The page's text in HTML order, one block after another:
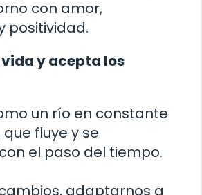
con amor,
positividad.
vida y acepta los
un río en constante
fluye y se
el paso del tiempo.
adaptarnos a